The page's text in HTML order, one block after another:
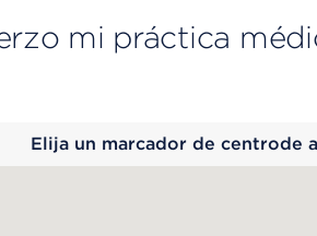
mi práctica
Elija un marcador de centrode